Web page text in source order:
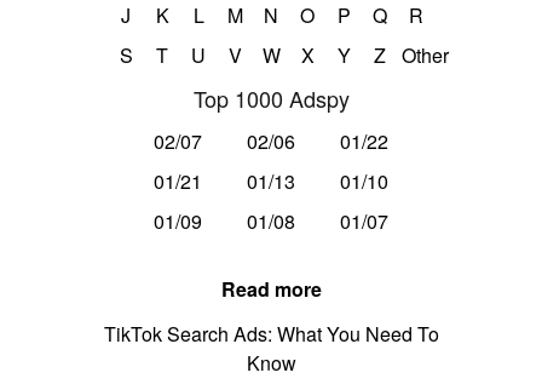
J
K L M N O P Q
R
S
T U V W X Y Z Other
Top 1000 Adspy
02/07 02/06
01/22
01/21
01/13
01/10
01/09
01/08 01/07
Read more
TikTok Search Ads: What You Need To
Know